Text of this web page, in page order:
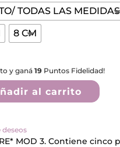
TODAS LAS
8 CM
y ganá19 Puntos Fidelidad!
al carrito
deseos
MOD 3. Contiene cinco